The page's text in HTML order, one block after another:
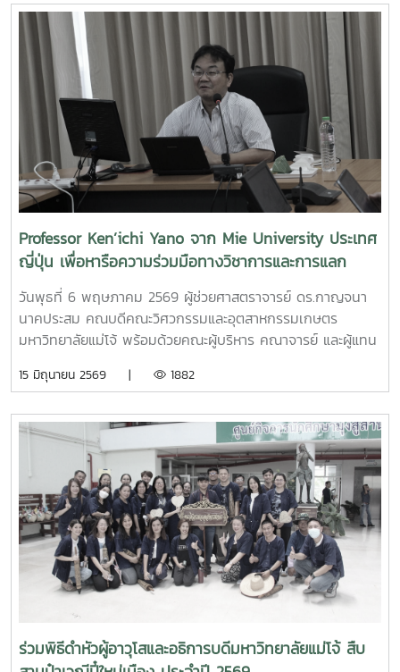
นักศึกษา ที่สามารถต่อยอดองค์ความรู้สู่การสร้างนวัตกรรมและ
การเป็นผู้ประกอบการแห่งอนาคตได้อย่างโดดเด่นCr:อุทยาน
วิทยาศาสตร์เทคโนโลยีเกษตรและอาหาร Maejo Agro Food
Park
(MAP)https://www.facebook.com/share/18ZhSJ8uJx/
หลักสูตรวิศวกรรมศาสตรบัณฑิต สาขาวิศวกรรมอาหารเข้าร่วม
การอบรมเชิงปฏิบัติการ "SIPOC Model กับการบริหารจัดการ
การดำเนินการตามเกณฑ์ EdPEx" ใน วันที่ 12-13 พฤษภาคม
2569 ที่โรงแรมยูนิมมาน โดย ได้รับเกียรติจาก "ผู้ช่วย
ศาสตราจารย์ ดร.สุภัทร พัฒน์วิชัยโชติ" คณะวิศวกรรมศาสตร์
มหาวิทยาลัยเกษตรศาสตร์ เป็นวิทยากรการอบรมครั้งนี้ช่วยส่ง
เสริมให้บุคลากรนำความรู้ที่ได้ ใช้ในการวิเคราะห์ วางระบบและ
เชื่อมโยงกระบวนการ เพื่อมุ่งสู่ความเป็นเลิศขององค์กร
Professor Ken’ichi Yano จาก Mie University ประเทศ
ญี่ปุ่น เพื่อหารือความร่วมมือทางวิชาการและการแลก
เปลี่ยนนักศึกษา
วันพุธที่ 6 พฤษภาคม 2569 ผู้ช่วยศาสตราจารย์ ดร.กาญจนา
นาคประสม คณบดีคณะวิศวกรรมและอุตสาหกรรมเกษตร
มหาวิทยาลัยแม่โจ้ พร้อมด้วยคณะผู้บริหาร คณาจารย์ และผู้แทน
วิทยาศาสตร์การอาหาร หลักสูตรระดับบัณฑิตศึกษา และคณะ
ศาสตราจารย์สาขาวิชาวิศวกรรมเครื่องกล และผู้ช่วยอธิการบดี
ด้านการพัฒนานักวิจัยรุ่นใหม่ จาก Mie University ประเทศ
ญี่ปุ่น ในโอกาสเดินทางมาเยี่ยมชมคณะฯ และหารือแนวทางความ
ร่วมมือทางวิชาการ ณ คณะวิศวกรรมและอุตสาหกรรมเกษตร
มหาวิทยาลัยแม่โจ้ในการนี้ ได้มีการนำเสนอวีดิทัศน์แนะนำ
มหาวิทยาลัยและคณะฯ พร้อมแลกเปลี่ยนแนวทางการสร้างความ
ร่วมมือด้านวิชาการ การวิจัย และการแลกเปลี่ยนนักศึกษาในระดับ
ปริญญาตรีและบัณฑิตศึกษา ระหว่างสองสถาบันProfessor
Ken’ichi Yano ได้นำเสนอผลงานวิจัยในหัวข้อ “Medical,
Welfare, and Care-support Robotics” และ “Automation
Engineering, Welfare Robots and Nursing Care
Systems” ซึ่งเกี่ยวข้องกับเทคโนโลยีหุ่นยนต์เพื่อการแพทย์ การ
15 มิถุนายน 2569 | 1882
ร่วมพิธีดำหัวผู้อาวุโสและอธิการบดีมหาวิทยาลัยแม่โจ้ สืบ